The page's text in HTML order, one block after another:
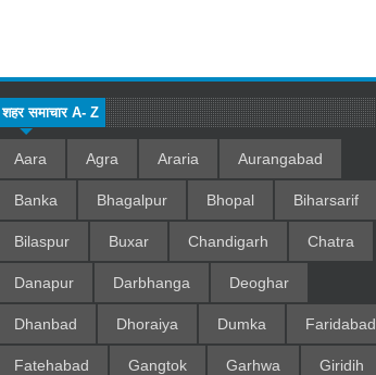
शहर समाचार A- Z
Aara Agra Araria Aurangabad
Banka Bhagalpur Bhopal Biharsarif
Bilaspur Buxar Chandigarh Chatra
Danapur Darbhanga Deoghar
Dhanbad Dhoraiya Dumka Faridabad
Fatehabad Gangtok Garhwa Giridih